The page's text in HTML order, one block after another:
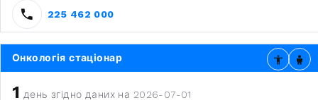
225 462 000
Онкологія стаціонар
1 день згідно даних на 2026-07-01